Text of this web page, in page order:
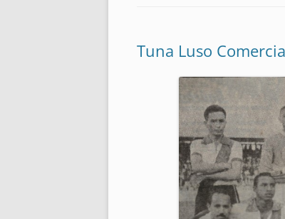
Tuna Luso